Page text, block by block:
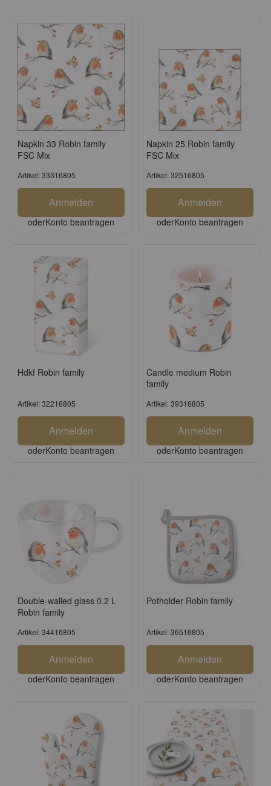
Napkin 33 Robin family
FSC Mix
Artikel: 33316805
Anmelden
oderKonto beantragen
Napkin 25 Robin family
FSC Mix
Artikel: 32516805
Anmelden
oderKonto beantragen
Hdkf Robin family
Artikel: 32216805
Anmelden
oderKonto beantragen
Candle medium Robin
family
Artikel: 39316805
Anmelden
oderKonto beantragen
Double-walled glass 0.2 L
Robin family
Artikel: 34416805
Anmelden
oderKonto beantragen
Potholder Robin family
Artikel: 36516805
Anmelden
oderKonto beantragen